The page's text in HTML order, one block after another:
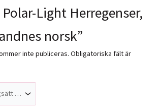
Light Herregenser,
norsk”
inte publiceras. Obligatoriska fält är